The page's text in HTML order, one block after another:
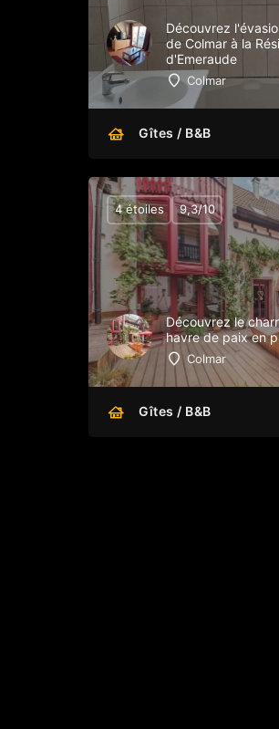
Découvrez
de Colmar à la
d'Emeraude
Colmar
Gîtes / B&B
Découvrez le
havre de paix en
Colmar
4 étoiles 9,3/10
Gîtes / B&B